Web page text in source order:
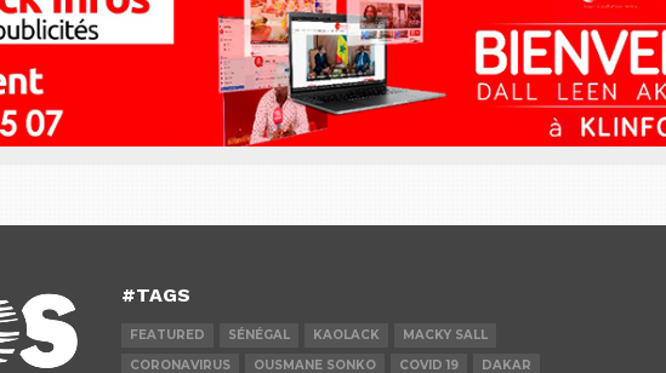
#TAGS
FEATURED SÉNÉGAL KAOLACK
MACKY SALL
CORONAVIRUS
OUSMANE SONKO COVID 19 DAKAR